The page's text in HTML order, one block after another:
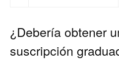
¿Debería obtener
suscripción